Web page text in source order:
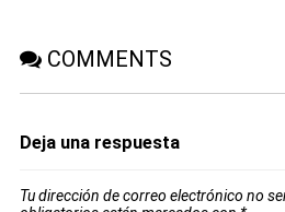
COMMENTS
Deja una respuesta
Tu dirección de correo electrónico no